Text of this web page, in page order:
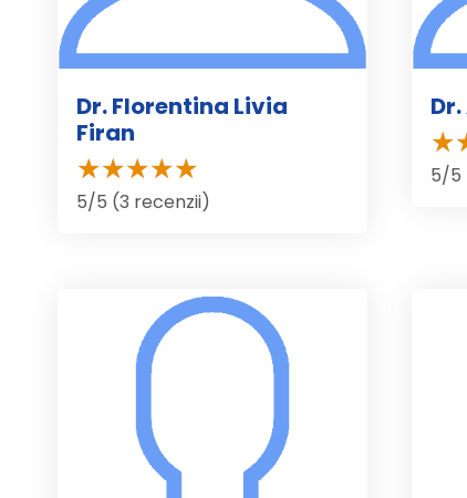
Dr. Florentina Livia
Firan
5/5 (3 recenzii)
5/5